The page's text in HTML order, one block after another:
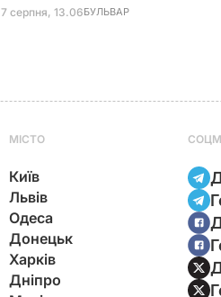
7 серпня, 13.06БУЛЬВАР
МІСТО
Київ
Львів
Одеса
Донецьк
Харків
Дніпро